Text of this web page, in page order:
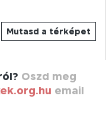
Mutasd a térképet
Oszd meg
email